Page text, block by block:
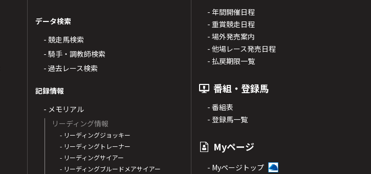
データ検索
- 競走馬検索
- 騎手・調教師検索
- 過去レース検索
記録情報
- メモリアル
リーディング情報
- リーディングジョッキー
- リーディングトレーナー
- リーディングサイアー
- リーディングブルードメアサイアー
- 年間開催日程
- 重賞競走日程
- 場外発売案内
- 他場レース発売日程
- 払戻期限一覧
番組・登録馬
- 番組表
- 登録馬一覧
Myページ
- Myページトップ